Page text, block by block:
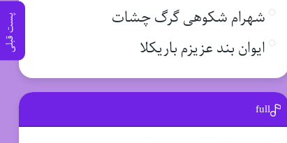
پست قبلی
شهرام شکوهی گرگ چشات
ایوان بند عزیزم باریکلا
full